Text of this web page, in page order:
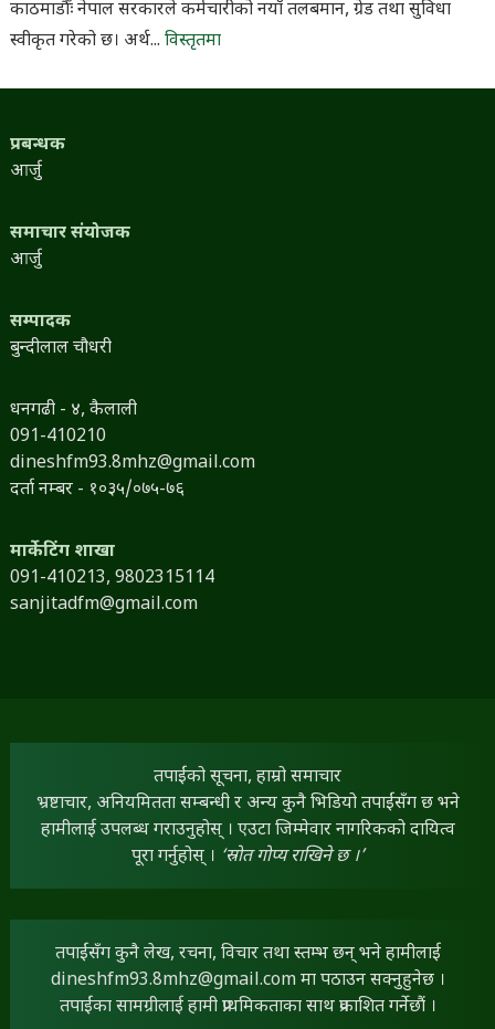
काठमाडौँः नेपाल सरकारले कर्मचारीको नयाँ तलबमान, ग्रेड तथा सुविधा
स्वीकृत गरेको छ। अर्थ... विस्तृतमा
प्रबन्धक
आर्जु
समाचार संयोजक
आर्जु
सम्पादक
बुन्दीलाल चौधरी
धनगढी - ४, कैलाली
091-410210
dineshfm93.8mhz@gmail.com
दर्ता नम्बर - १०३५/०७५-७६
मार्केटिंग शाखा
091-410213, 9802315114
sanjitadfm@gmail.com
तपाईंको सूचना, हाम्रो समाचार
भ्रष्टाचार, अनियमितता सम्बन्धी र अन्य कुनै भिडियो तपाईंसँग छ भने
हामीलाई उपलब्ध गराउनुहोस् । एउटा जिम्मेवार नागरिकको दायित्व
पूरा गर्नुहोस् । ‘स्रोत गोप्य राखिने छ ।’
तपाईंसँग कुनै लेख, रचना, विचार तथा स्तम्भ छन् भने हामीलाई
dineshfm93.8mhz@gmail.comमा पठाउन सक्नुहुनेछ ।
तपाईंका सामग्रीलाई हामी प्राथमिकताका साथ प्रकाशित गर्नेछौं ।